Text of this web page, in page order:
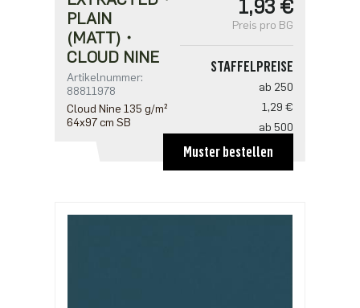
PLAIN
(MATT)・
CLOUD NINE
Artikelnummer:
88811978
Cloud Nine 135 g/m²
64x97 cm SB
1,93 €
Preis pro BG
STAFFELPREISE
ab 250
1,29 €
ab 500
1,25 €
ab 1250
Muster bestellen